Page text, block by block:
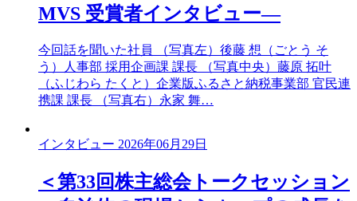
MVS 受賞者インタビュー―
今回話を聞いた社員 （写真左）後藤 想（ごとう そ
う）人事部 採用企画課 課長 （写真中央）藤原 拓叶
（ふじわら たくと）企業版ふるさと納税事業部 官民連
携課 課長 （写真右）永家 舞…
インタビュー 2026年06月29日
＜第33回株主総会トークセッション